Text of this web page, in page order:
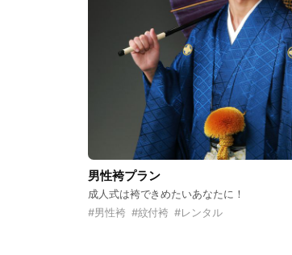
男性袴プラン
成人式は袴できめたいあなたに！
#男性袴 #紋付袴 #レンタル